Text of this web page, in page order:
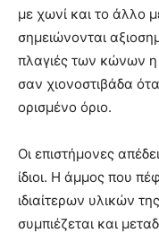
με χωνί και το άλλο
σημειώνονται
πλαγιές των κώνων η
σαν χιονοστιβάδα
ορισμένο όριο.
Οι επιστήμονες
ίδιοι. Η άμμος που
ιδιαίτερων υλικών
συμπιέζεται και